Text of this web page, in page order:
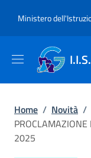
Slim top
Ministero
Briciole
Home / Novità /
PROCLAMAZIONE
2025